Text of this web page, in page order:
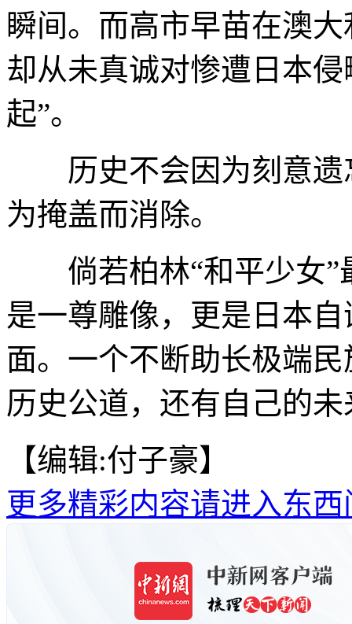
瞬间。而高市早苗在澳
却从未真诚对惨遭日本
起”。
历史不会因为刻意遗
为掩盖而消除。
倘若柏林“和平少女”
是一尊雕像，更是日本
面。一个不断助长极端
历史公道，还有自己的
【编辑:付子豪】
更多精彩内容请进入东西